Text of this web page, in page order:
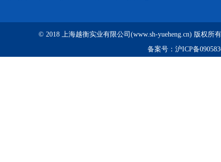
© 2018 上海越衡实业有限公司(www.sh-yueheng.cn) 版权所
备案号： 沪ICP备